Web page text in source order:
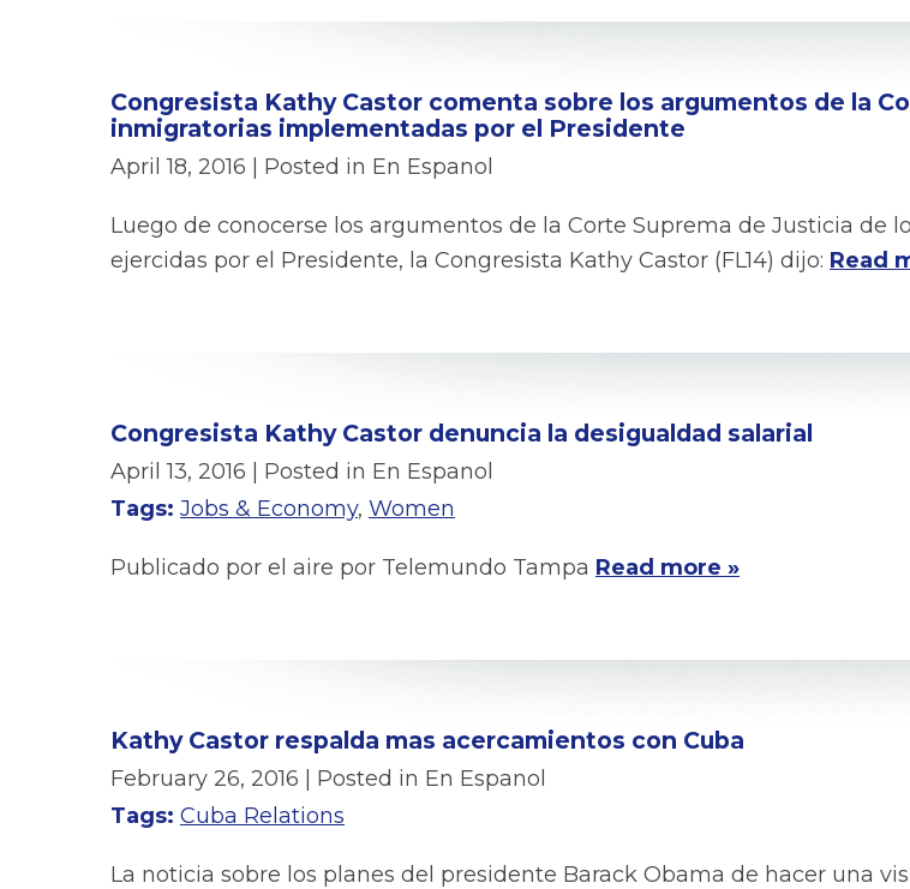
Congresista Kathy Castor comenta sobre los argumentos de la
inmigratorias implementadas por el Presidente
April 18, 2016 | Posted in En Espanol
Luego de conocerse los argumentos de la Corte Suprema de Justicia de
ejercidas por el Presidente, la Congresista Kathy Castor (FL14) dijo: Read
Congresista Kathy Castor denuncia la desigualdad salarial
April 13, 2016
| Posted in En Espanol
Tags: Jobs & Economy, Women
Publicado por el aire por Telemundo Tampa Read more »
Kathy Castor respalda mas acercamientos con Cuba
February 26, 2016 | Posted in En Espanol
Tags: Cuba Relations
La noticia sobre los planes del presidente Barack Obama de hacer una